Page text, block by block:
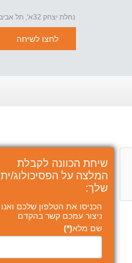
נחלת יצחק 32א', תל אביב
לחצו לשיחה
שיחת הכוונה לקבלת
המלצה על הפסיכולוג/ית
שלך:
הכניסו את הטלפון שלכם ואנו
ניצור עמכם קשר בהקדם
שם מלא(*)